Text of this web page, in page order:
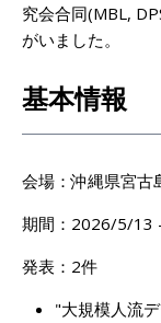
究会合同(MBL,
がいました。
基本情報
会場：沖縄県宮古
期間：2026/5/13
発表：2件
"大規模人流